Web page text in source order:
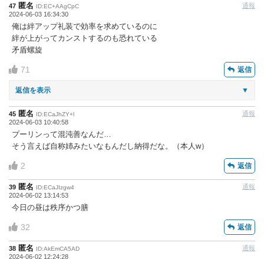
47 匿名 ID:EC+AAgCpC
2024-06-03 16:34:30
通報
俺は絆アップ礼装で効率を求めているのに
絆が上がってカンストするのも恐れている
矛盾螺旋
71 返信
返信を表示 ▼
45 匿名 ID:ECaJhZY+l
2024-06-03 10:40:58
通報
プーリンって混沌善なんだ…
そう言えば自称姉みたいなもんだし納得だな。（本人w）
2 返信
39 匿名 ID:ECaJIzgw4
2024-06-02 13:14:53
通報
今日の昼は秩序かつ膳
32 返信
38 匿名 ID:AkEmCA5AD
2024-06-02 12:24:28
通報